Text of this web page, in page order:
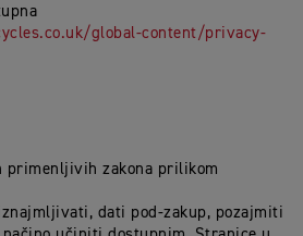
global-content/privacy-
primenljivih zakona prilikom
dati pod-zakup, pozajmiti